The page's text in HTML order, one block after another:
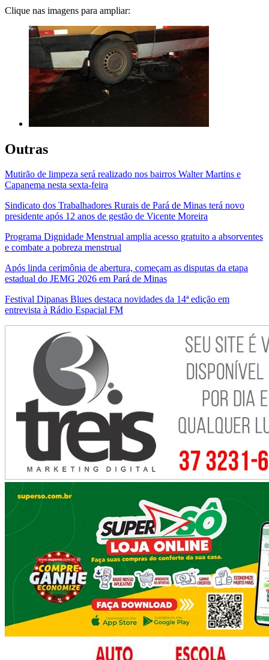
Clique nas imagens para ampliar:
Outras
Mutirão de limpeza será realizado nos bairros Walter Martins e
Capanema nesta sexta-feira
Sindicato dos Trabalhadores Rurais de Pará de Minas terá novo
presidente após 12 anos de gestão de Vicente Moreira
Programa Dignidade Menstrual amplia acesso gratuito a absorventes
e combate a pobreza menstrual
Após linda cerimônia de abertura, começam as disputas da etapa
estadual do JEMG 2026 em Pará de Minas
Festival Dipanas Blues destaca novidades da 14ª edição em
entrevista à Rádio Espacial FM